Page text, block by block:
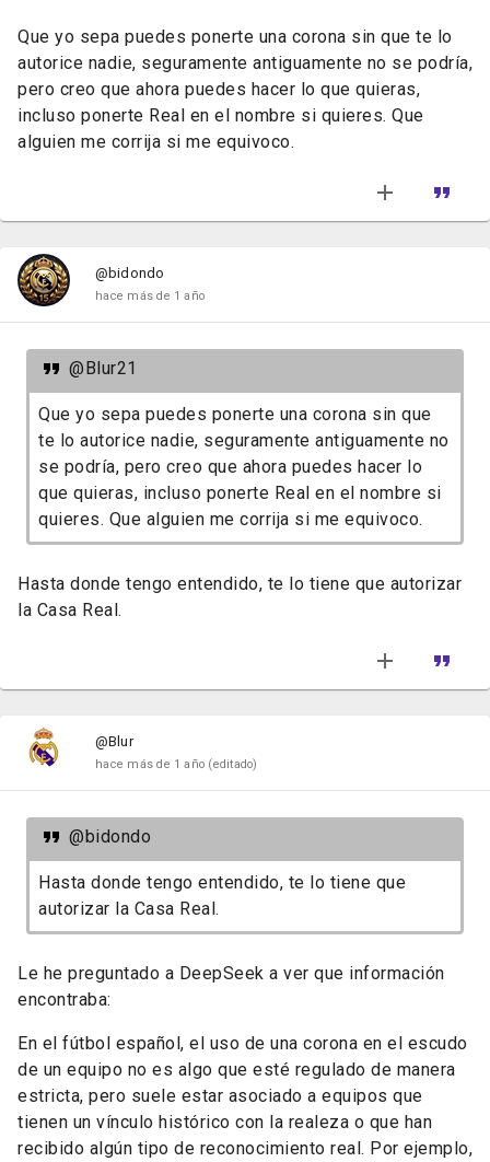
Que yo sepa puedes ponerte una corona sin que te lo
autorice nadie, seguramente antiguamente no se podría,
pero creo que ahora puedes hacer lo que quieras,
incluso ponerte Real en el nombre si quieres. Que
alguien me corrija si me equivoco.
@bidondo
hace más de 1 año
@Blur21
Que yo sepa puedes ponerte una corona sin que
te lo autorice nadie, seguramente antiguamente no
se podría, pero creo que ahora puedes hacer lo
que quieras, incluso ponerte Real en el nombre si
quieres. Que alguien me corrija si me equivoco.
Hasta donde tengo entendido, te lo tiene que autorizar
la Casa Real.
@Blur
hace más de 1 año (editado)
@bidondo
Hasta donde tengo entendido, te lo tiene que
autorizar la Casa Real.
Le he preguntado a DeepSeek a ver que información
encontraba:
En el fútbol español, el uso de una corona en el escudo
de un equipo no es algo que esté regulado de manera
estricta, pero suele estar asociado a equipos que
tienen un vínculo histórico con la realeza o que han
recibido algún tipo de reconocimiento real. Por ejemplo,